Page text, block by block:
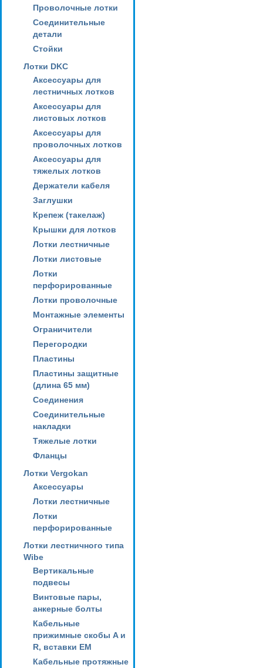
Проволочные лотки
Соединительные
детали
Стойки
Лотки DKC
Аксессуары для
лестничных лотков
Аксессуары для
листовых лотков
Аксессуары для
проволочных лотков
Аксессуары для
тяжелых лотков
Держатели кабеля
Заглушки
Крепеж (такелаж)
Крышки для лотков
Лотки лестничные
Лотки листовые
Лотки
перфорированные
Лотки проволочные
Монтажные элементы
Ограничители
Перегородки
Пластины
Пластины защитные
(длина 65 мм)
Соединения
Соединительные
накладки
Тяжелые лотки
Фланцы
Лотки Vergokan
Аксессуары
Лотки лестничные
Лотки
перфорированные
Лотки лестничного типа
Wibe
Вертикальные
подвесы
Винтовые пары,
анкерные болты
Кабельные
прижимные скобы A и
R, вставки EM
Кабельные протяжные